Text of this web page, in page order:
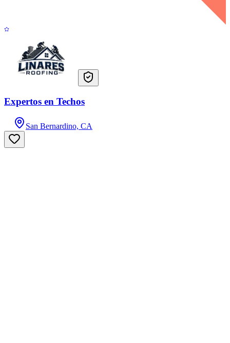
Expertos en Techos
San Bernardino, CA